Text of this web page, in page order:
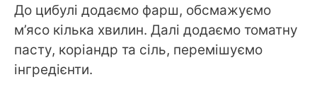
До цибулі додаємо фарш, обсмажуємо
м’ясо кілька хвилин. Далі додаємо томатну
пасту, коріандр та сіль, перемішуємо
інгредієнти.